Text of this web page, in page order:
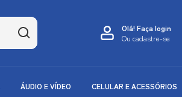
Olá! Faça login
Ou cadastre-se
ÁUDIO E VÍDEO CELULAR E ACESSÓRIOS